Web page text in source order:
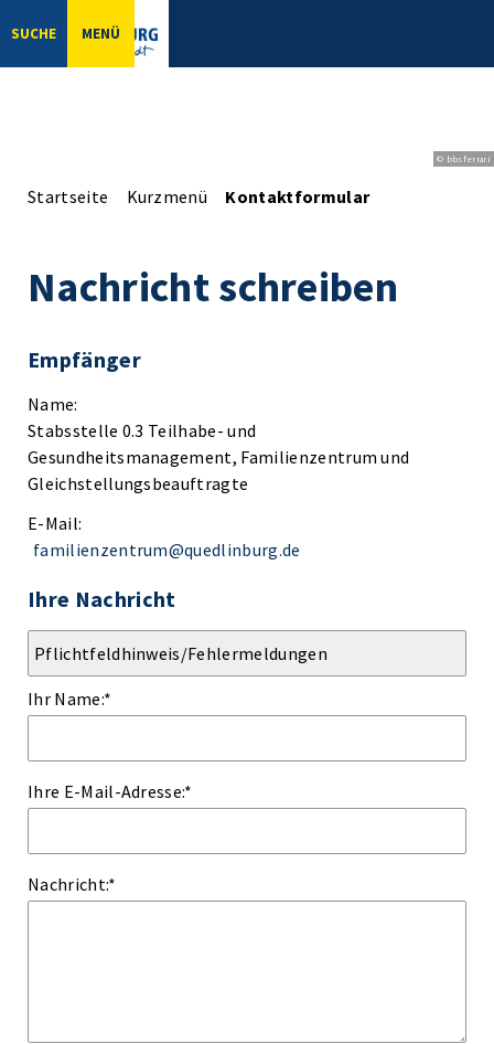
SUCHE MENÜ
© bbsferrari
Startseite Kurzmenü Kontaktformular
Nachricht schreiben
Empfänger
Name:
Stabsstelle 0.3 Teilhabe- und
Gesundheitsmanagement, Familienzentrum und
Gleichstellungsbeauftragte
E-Mail:
familienzentrum@quedlinburg.de
Ihre Nachricht
Ihr Name:*
Ihre E-Mail-Adresse:*
Nachricht:*